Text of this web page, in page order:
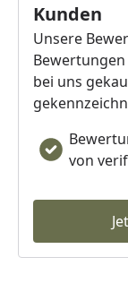
Kunden
Unsere
bei uns
von